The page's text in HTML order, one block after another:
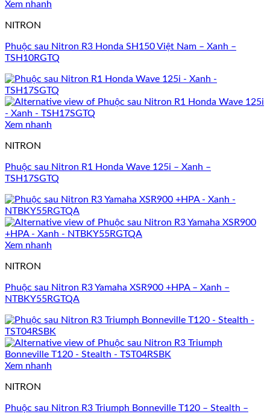
Xem nhanh
NITRON
Phuộc sau Nitron R3 Honda SH150 Việt Nam – Xanh –
TSH10RGTQ
Xem nhanh
NITRON
Phuộc sau Nitron R1 Honda Wave 125i – Xanh –
TSH17SGTQ
Xem nhanh
NITRON
Phuộc sau Nitron R3 Yamaha XSR900 +HPA – Xanh –
NTBKY55RGTQA
Xem nhanh
NITRON
Phuộc sau Nitron R3 Triumph Bonneville T120 – Stealth –